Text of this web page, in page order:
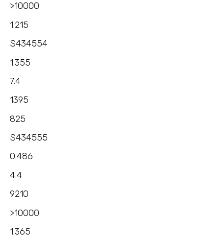
>10000
1.215
S434554
1.355
7.4
1395
825
S434555
0.486
4.4
9210
>10000
1.365